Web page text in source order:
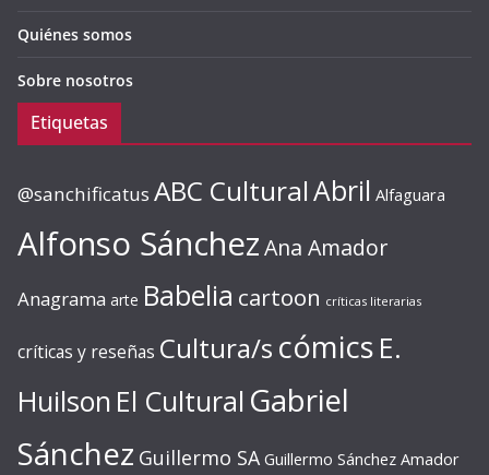
Quiénes somos
Sobre nosotros
Etiquetas
@sanchificatus ABC CulturalAbril Alfaguara
Alfonso SánchezAna Amador
Anagrama arte Babelia cartoon críticas literarias
críticas y reseñas Cultura/s cómics E.
Huilson El Cultural Gabriel
Sánchez Guillermo SA Guillermo Sánchez Amador